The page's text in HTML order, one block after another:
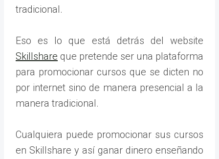
tradicional.
Eso es lo que está detrás del website
Skillshare que pretende ser una plataforma
para promocionar cursos que se dicten no
por internet sino de manera presencial a la
manera tradicional.
Cualquiera puede promocionar sus cursos
en Skillshare y así ganar dinero enseñando